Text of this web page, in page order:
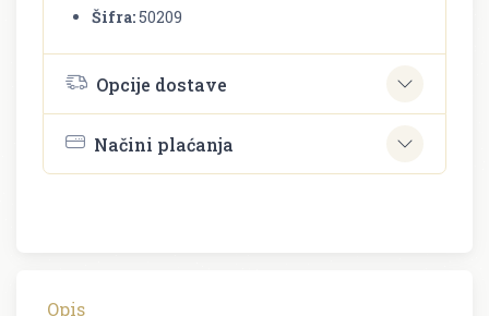
Šifra:50209
Opcije dostave
Načini plaćanja
Opis